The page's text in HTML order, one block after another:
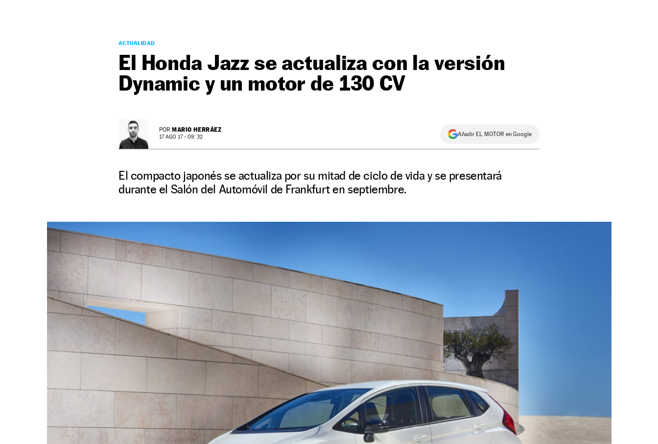
ACTUALIDAD
El Honda Jazz se actualiza con la versión
Dynamic y un motor de 130 CV
POR MARIO HERRÁEZ
17 AGO 17 - 09: 32 Añadir EL MOTOR en Google
El compacto japonés se actualiza por su mitad de ciclo de vida y se presentará
durante el Salón del Automóvil de Frankfurt en septiembre.